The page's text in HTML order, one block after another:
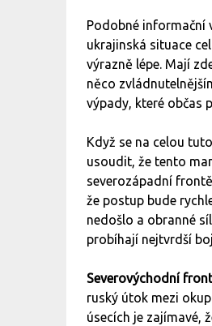
Podobné informační
ukrajinská situace
výrazně lépe. Mají
něco
výpady, které občas
Když se na celou
usoudit, že tento
severozápadní
že postup bude
nedošlo a obranné
probíhají nejtvrdší
Severovýchodní
ruský útok mezi
úsecích je zajímavé,